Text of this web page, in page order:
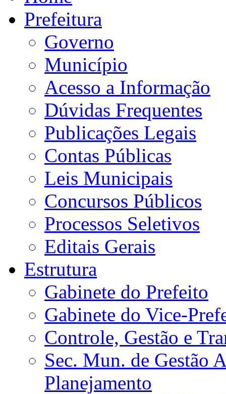
Prefeitura
Governo
Município
Acesso a Informação
Dúvidas Frequentes
Publicações Legais
Contas Públicas
Leis Municipais
Concursos Públicos
Processos Seletivos
Editais Gerais
Estrutura
Gabinete do Prefeito
Gabinete do Vice-
Controle, Gestão e
Sec. Mun. de Gestão
Planejamento